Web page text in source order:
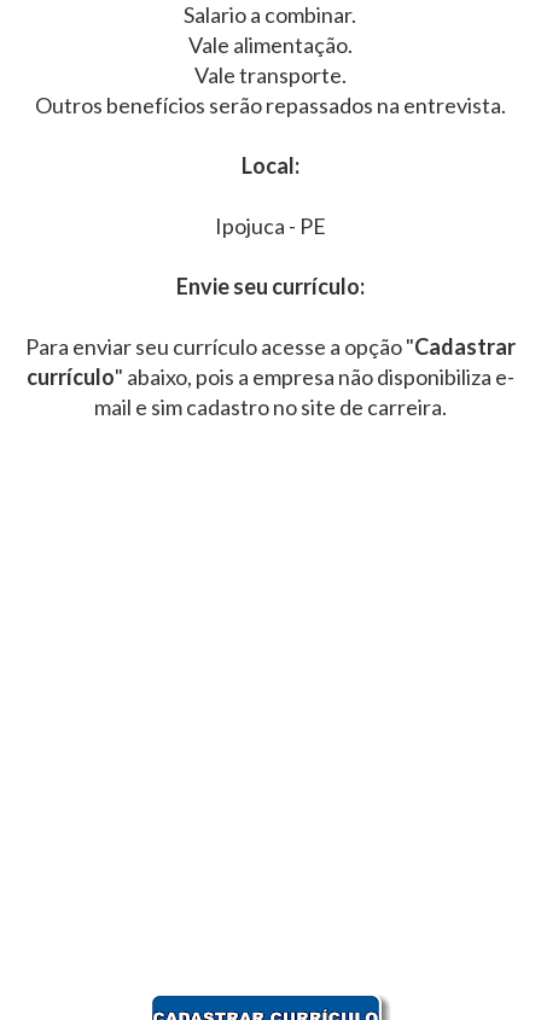
Salario a combinar.
Vale alimentação.
Vale transporte.
Outros benefícios serão repassados na entrevista.
Local:
Ipojuca - PE
Envie seu currículo:
Para enviar seu currículo acesse a opção "Cadastrar
currículo" abaixo, pois a empresa não disponibiliza e-
mail e sim cadastro no site de carreira.